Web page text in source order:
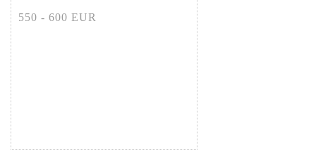
550 - 600 EUR